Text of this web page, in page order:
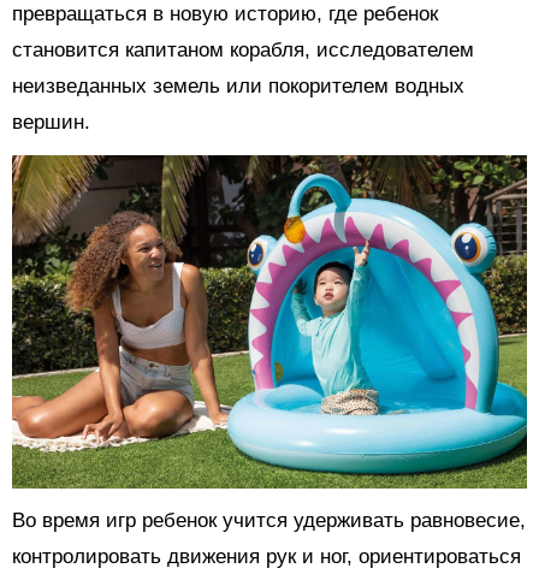
превращаться в новую историю, где ребенок
становится капитаном корабля, исследователем
неизведанных земель или покорителем водных
вершин.
Во время игр ребенок учится удерживать равновесие,
контролировать движения рук и ног, ориентироваться